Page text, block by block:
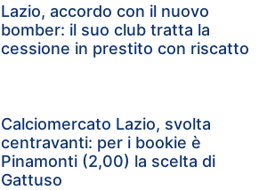
Lazio, accordo con il nuovo
bomber: il suo club tratta la
cessione in prestito con riscatto
Calciomercato Lazio, svolta
centravanti: per i bookie è
Pinamonti (2,00) la scelta di
Gattuso